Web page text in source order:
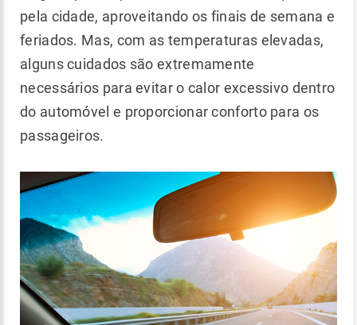
pela cidade, aproveitando os finais de semana e
feriados. Mas, com as temperaturas elevadas,
alguns cuidados são extremamente
necessários para evitar o calor excessivo dentro
do automóvel e proporcionar conforto para os
passageiros.